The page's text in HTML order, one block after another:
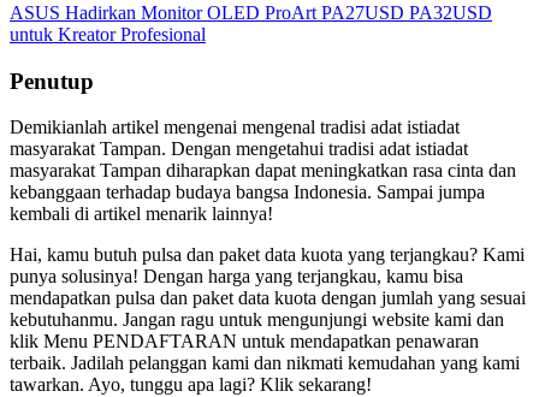
ASUS Hadirkan Monitor OLED ProArt PA27USD PA32USD
untuk Kreator Profesional
Penutup
Demikianlah artikel mengenai mengenal tradisi adat istiadat
masyarakat Tampan. Dengan mengetahui tradisi adat istiadat
masyarakat Tampan diharapkan dapat meningkatkan rasa cinta dan
kebanggaan terhadap budaya bangsa Indonesia. Sampai jumpa
kembali di artikel menarik lainnya!
Hai, kamu butuh pulsa dan paket data kuota yang terjangkau? Kami
punya solusinya! Dengan harga yang terjangkau, kamu bisa
mendapatkan pulsa dan paket data kuota dengan jumlah yang sesuai
kebutuhanmu. Jangan ragu untuk mengunjungi website kami dan
klik Menu PENDAFTARAN untuk mendapatkan penawaran
terbaik. Jadilah pelanggan kami dan nikmati kemudahan yang kami
tawarkan. Ayo, tunggu apa lagi? Klik sekarang!